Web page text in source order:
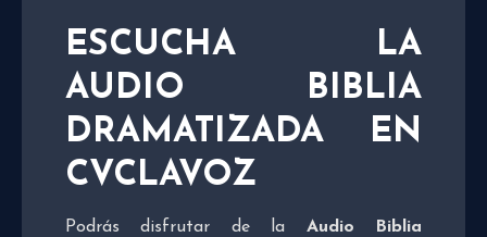
ESCUCHA LA
AUDIO BIBLIA
DRAMATIZADA EN
CVCLAVOZ
Podrás disfrutar de la Audio Biblia